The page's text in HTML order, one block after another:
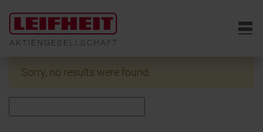
6
Sorry, no results were found.